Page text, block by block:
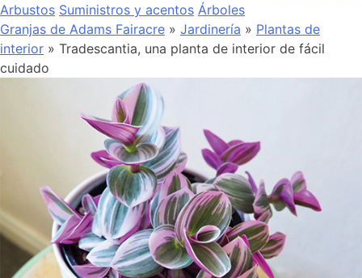
Arbustos Suministros y acentos Árboles
Granjas de Adams Fairacre » Jardinería » Plantas de
interior » Tradescantia, una planta de interior de fácil
cuidado